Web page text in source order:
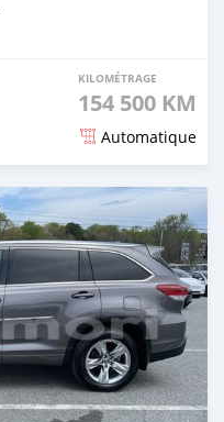
KILOMÉTRAGE
154 500 KM
Automatique